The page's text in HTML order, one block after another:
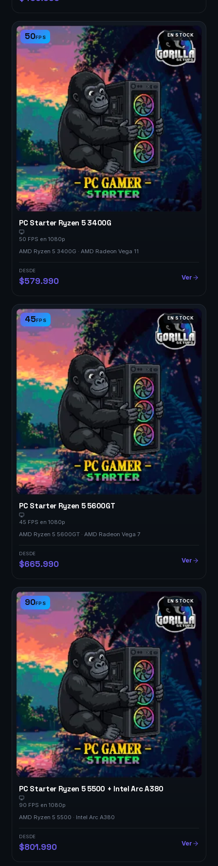
50FPS EN STOCK
PC Starter Ryzen 5 3400G
50 FPS en 1080p
AMD Ryzen 5 3400G · AMD Radeon Vega 11
DESDE
$579.990 Ver
45FPS EN STOCK
PC Starter Ryzen 5 5600GT
45 FPS en 1080p
AMD Ryzen 5 5600GT · AMD Radeon Vega 7
DESDE
$665.990 Ver
90FPS EN STOCK
PC Starter Ryzen 5 5500 + Intel Arc A380
90 FPS en 1080p
AMD Ryzen 5 5500 · Intel Arc A380
DESDE
$801.990 Ver